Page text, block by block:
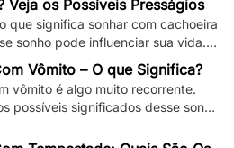
Veja os Possíveis Presságios
que significa sonhar com cachoeira
sonho pode influenciar sua vida.
significados espirituais,
Vômito – O que Significa?
vômito é algo muito recorrente.
possíveis significados desse sonho